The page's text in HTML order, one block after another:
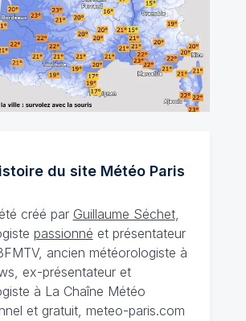
du site MétéoParis
créé par Guillaume Séchet,
passionné et présentateur
ancien météorologiste à
ex-présentateur et
à La Chaîne Météo
et gratuit, meteo-paris.com